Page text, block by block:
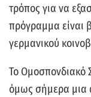
τρόπος για να
πρόγραμμα είναι
γερμανικού
Το Ομοσπονδιακό
όμως σήμερα μια